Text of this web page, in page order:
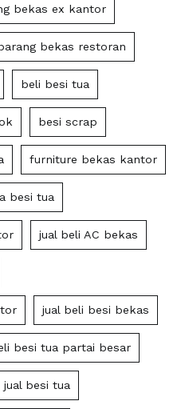
bekas ex kantor
bekas restoran
beli besi tua
besi scrap
furniture bekas kantor
besi tua
jual beli AC bekas
jual beli besi bekas
besi tua partai besar
jual besi tua